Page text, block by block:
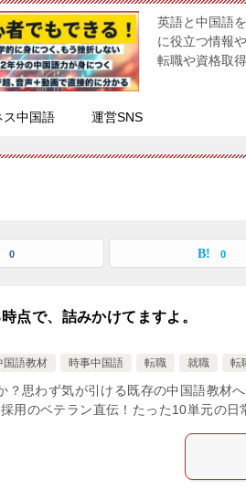
英語と中国語
に役立つ情報
転職や資格取
ス中国語 運営SNS
0 0
点で、詰みかけてますよ。
国語教材 時事中国語 転職 就職 転
思わず気が引ける既存の中国語教材
用のベテラン直伝！たった10単元の